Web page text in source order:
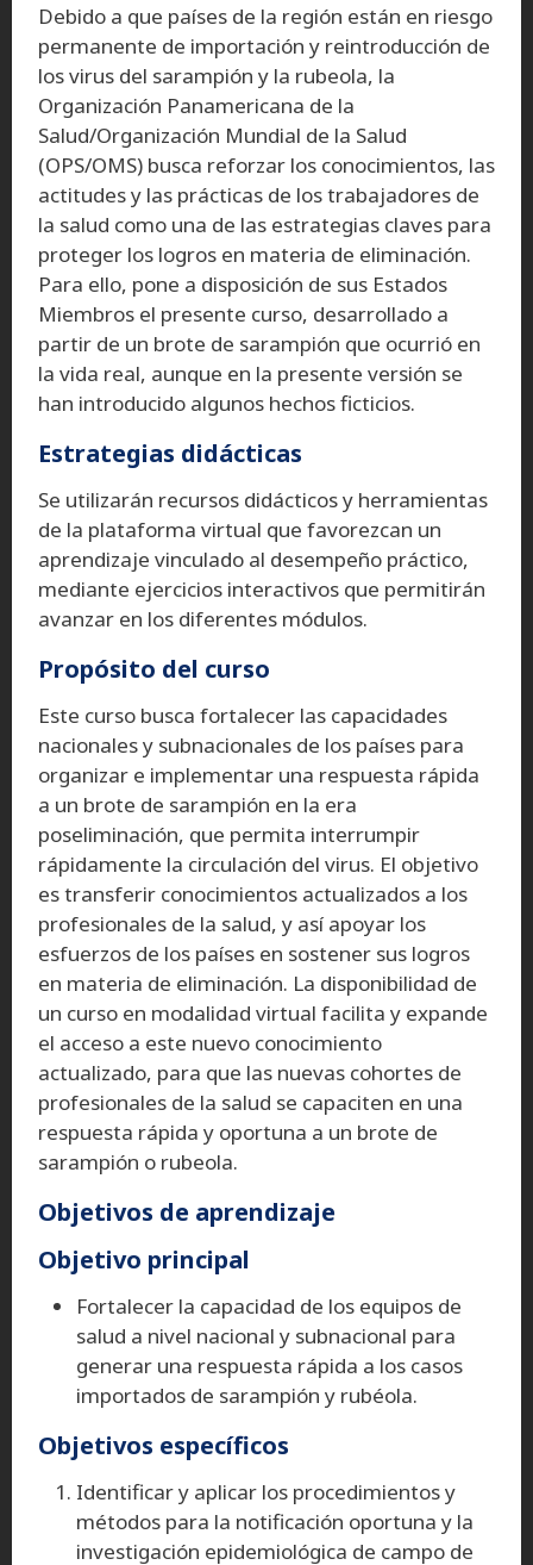
Debido a que países de la región están en riesgo
permanente de importación y reintroducción de
los virus del sarampión y la rubeola, la
Organización Panamericana de la
Salud/Organización Mundial de la Salud
(OPS/OMS) busca reforzar los conocimientos, las
actitudes y las prácticas de los trabajadores de
la salud como una de las estrategias claves para
proteger los logros en materia de eliminación.
Para ello, pone a disposición de sus Estados
Miembros el presente curso, desarrollado a
partir de un brote de sarampión que ocurrió en
la vida real, aunque en la presente versión se
han introducido algunos hechos ficticios.
Estrategias didácticas
Se utilizarán recursos didácticos y herramientas
de la plataforma virtual que favorezcan un
aprendizaje vinculado al desempeño práctico,
mediante ejercicios interactivos que permitirán
avanzar en los diferentes módulos.
Propósito del curso
Este curso busca fortalecer las capacidades
nacionales y subnacionales de los países para
organizar e implementar una respuesta rápida
a un brote de sarampión en la era
poseliminación, que permita interrumpir
rápidamente la circulación del virus. El objetivo
es transferir conocimientos actualizados a los
profesionales de la salud, y así apoyar los
esfuerzos de los países en sostener sus logros
en materia de eliminación. La disponibilidad de
un curso en modalidad virtual facilita y expande
el acceso a este nuevo conocimiento
actualizado, para que las nuevas cohortes de
profesionales de la salud se capaciten en una
respuesta rápida y oportuna a un brote de
sarampión o rubeola.
Objetivos de aprendizaje
Objetivo principal
Fortalecer la capacidad de los equipos de
salud a nivel nacional y subnacional para
generar una respuesta rápida a los casos
importados de sarampión y rubéola.
Objetivos específicos
Identificar y aplicar los procedimientos y
métodos para la notificación oportuna y la
investigación epidemiológica de campo de